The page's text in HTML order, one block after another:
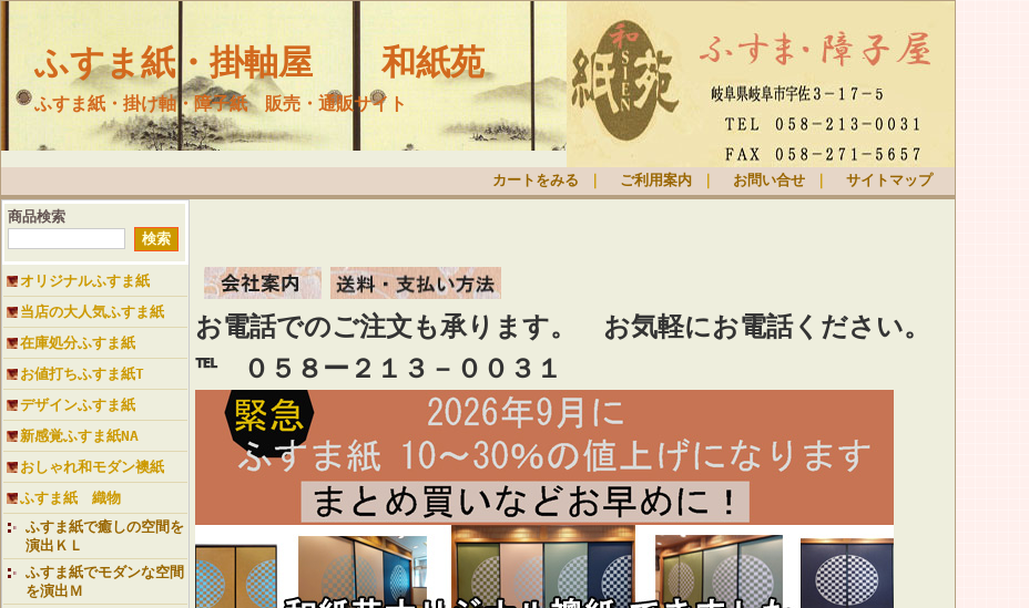
ふすま紙・掛軸屋 和紙苑
ふすま紙・掛け軸・障子紙 販売・通販サイト
カートをみる ご利用案内 お問い合せ サイトマップ
商品検索
オリジナルふすま紙
当店の大人気ふすま紙
在庫処分ふすま紙
お値打ちふすま紙T
デザインふすま紙
新感覚ふすま紙NA
おしゃれ和モダン襖紙
ふすま紙 織物
ふすま紙で癒しの空間を
演出ＫＬ
ふすま紙でモダンな空間
を演出Ｍ
お電話でのご注文も承ります。 お気軽にお電話ください。
℡ ０５８ー２１３－００３１